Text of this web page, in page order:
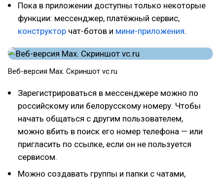
Пока в приложении доступны только некоторые
функции: мессенджер, платёжный сервис,
конструктор чат-ботов и мини-приложения.
Веб-версия Max. Скриншот vc.ru
Зарегистрироваться в мессенджере можно по
российскому или белорусскому номеру. Чтобы
начать общаться с другим пользователем,
можно вбить в поиск его номер телефона — или
пригласить по ссылке, если он не пользуется
сервисом.
Можно создавать группы и папки с чатами,